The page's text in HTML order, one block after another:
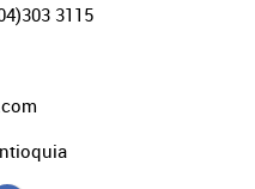
3115